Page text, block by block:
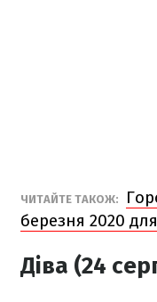
ЧИТАЙТЕ ТАКОЖ:
березня 2020 для
Діва (24